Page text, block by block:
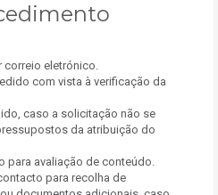
correio eletrónico.
com vista à verificação da
caso a solicitação não se
da atribuição do
para avaliação de conteúdo.
para recolha de